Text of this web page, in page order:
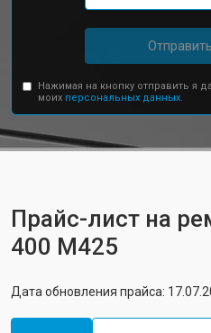
Нажимая на кнопку отправить я
моих персональных данных.
Прайс-лист на
400 M425
Дата обновления прайса: